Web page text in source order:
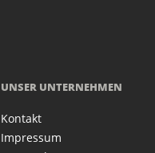
UNSER UNTERNEHMEN
Kontakt
Impressum